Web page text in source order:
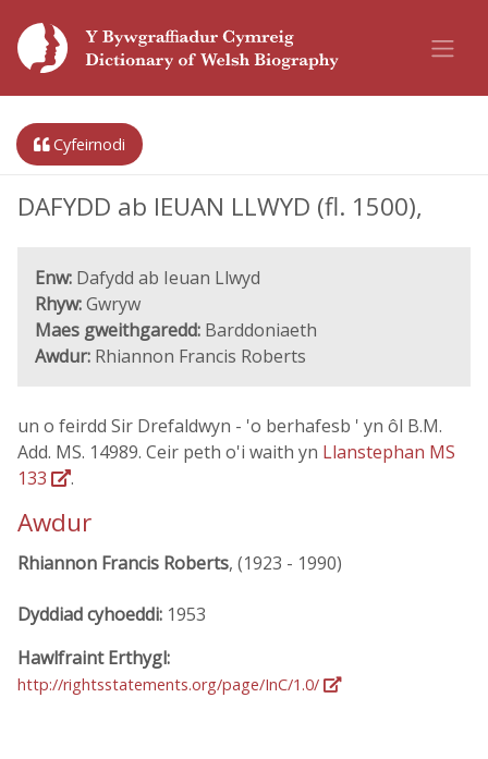
Cyfeirnodi
DAFYDD ab IEUAN LLWYD (fl. 1500),
Enw: Dafydd ab Ieuan Llwyd
Rhyw:Gwryw
Maes gweithgaredd: Barddoniaeth
Awdur: Rhiannon Francis Roberts
un o feirdd Sir Drefaldwyn - 'o berhafesb ' yn ôl B.M.
Add. MS. 14989. Ceir peth o'i waith yn Llanstephan MS
133
.
Awdur
Rhiannon Francis Roberts, (1923 - 1990)
Dyddiad cyhoeddi: 1953
Hawlfraint Erthygl:
http://rightsstatements.org/page/InC/1.0/